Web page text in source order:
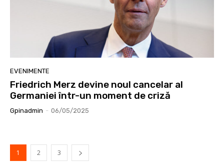
EVENIMENTE
Friedrich Merz devine noul cancelar al
Germaniei într-un moment de criză
Gpinadmin - 06/05/2025
1 2 3